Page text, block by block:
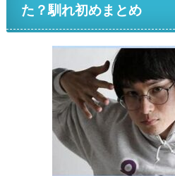
た？馴れ初めまとめ